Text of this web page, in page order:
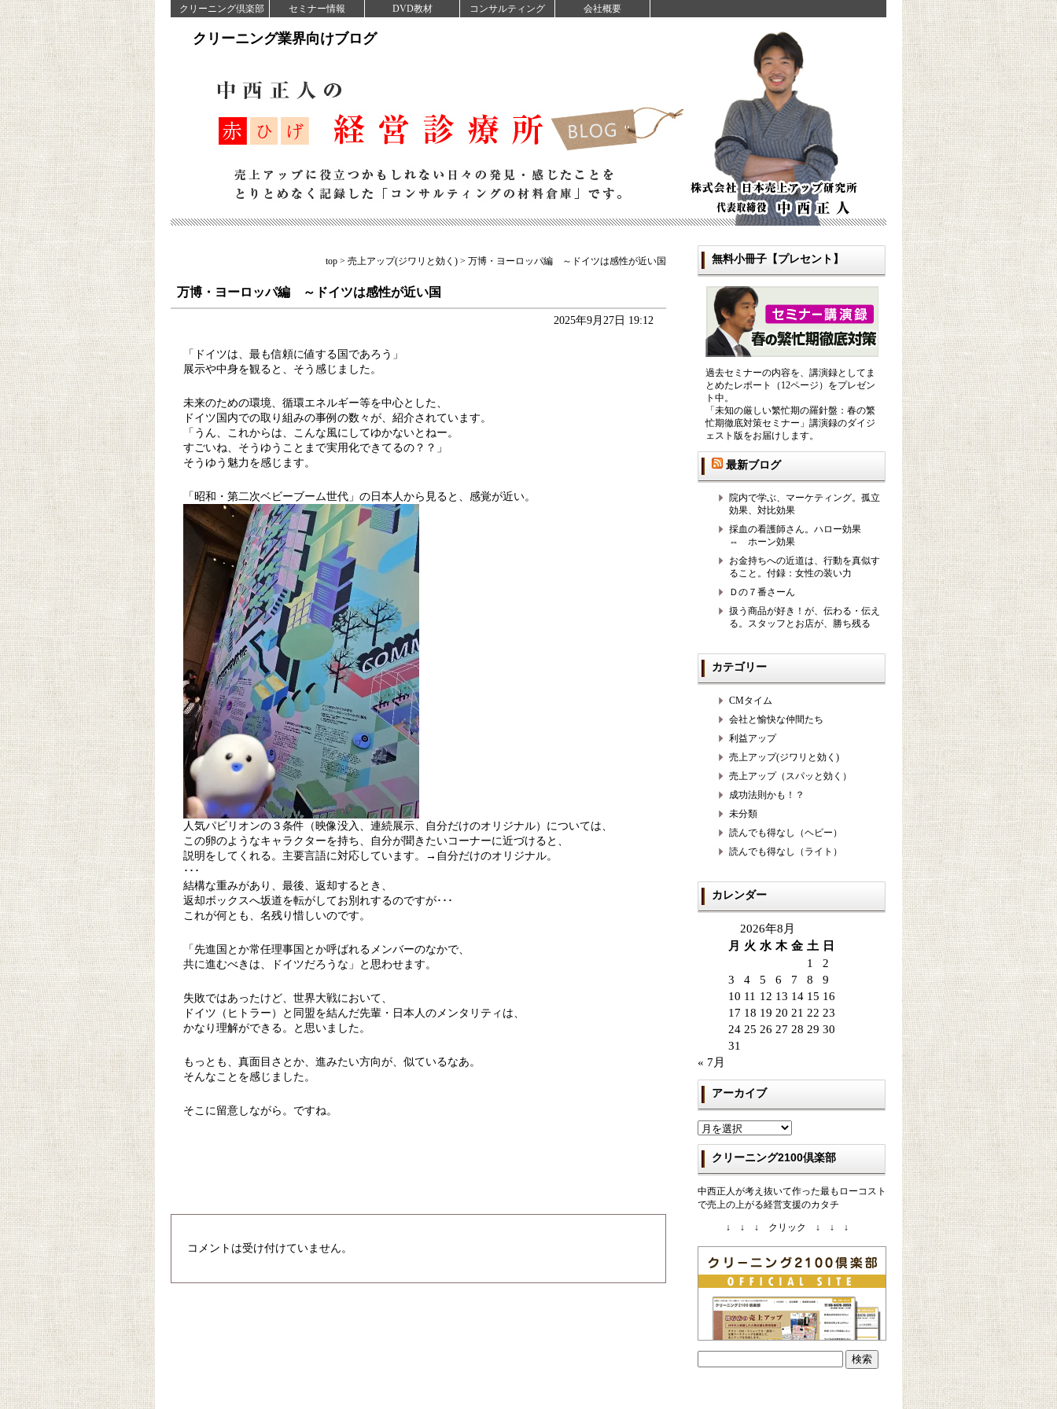
クリーニング倶楽部 セミナー情報 DVD教材 コンサルティング 会社概要
クリーニング業界向けブログ
top > 売上アップ(ジワリと効く) > 万博・ヨーロッパ編 ～ドイツは感性が近い国
万博・ヨーロッパ編 ～ドイツは感性が近い国
2025年9月27日 19:12
「ドイツは、最も信頼に値する国であろう」
展示や中身を観ると、そう感じました。
未来のための環境、循環エネルギー等を中心とした、
ドイツ国内での取り組みの事例の数々が、紹介されています。
「うん、これからは、こんな風にしてゆかないとねー。
すごいね、そうゆうことまで実用化できてるの？？」
そうゆう魅力を感じます。
「昭和・第二次ベビーブーム世代」の日本人から見ると、感覚が近い。
人気パビリオンの３条件（映像没入、連続展示、自分だけのオリジナル）については、
この卵のようなキャラクターを持ち、自分が聞きたいコーナーに近づけると、
説明をしてくれる。主要言語に対応しています。→自分だけのオリジナル。
･･･
結構な重みがあり、最後、返却するとき、
返却ボックスへ坂道を転がしてお別れするのですが･･･
これが何とも、名残り惜しいのです。
「先進国とか常任理事国とか呼ばれるメンバーのなかで、
共に進むべきは、ドイツだろうな」と思わせます。
失敗ではあったけど、世界大戦において、
ドイツ（ヒトラー）と同盟を結んだ先輩・日本人のメンタリティは、
かなり理解ができる。と思いました。
もっとも、真面目さとか、進みたい方向が、似ているなあ。
そんなことを感じました。
そこに留意しながら。ですね。
コメントは受け付けていません。
無料小冊子【プレセント】
過去セミナーの内容を、講演録としてま
とめたレポート（12ページ）をプレゼン
ト中。
「未知の厳しい繁忙期の羅針盤：春の繁
忙期徹底対策セミナー」講演録のダイジ
ェスト版をお届けします。
最新ブログ
院内で学ぶ、マーケティング。孤立
効果、対比効果
採血の看護師さん。ハロー効果
⇔ ホーン効果
お金持ちへの近道は、行動を真似す
ること。付録：女性の装い力
Ｄの７番さーん
扱う商品が好き！が、伝わる・伝え
る。スタッフとお店が、勝ち残る
カテゴリー
CMタイム
会社と愉快な仲間たち
利益アップ
売上アップ(ジワリと効く)
売上アップ（スパッと効く）
成功法則かも！？
未分類
読んでも得なし（ヘビー）
読んでも得なし（ライト）
カレンダー
2026年8月
月
火 水 木 金 土 日
1
2
3
4 5 6 7 8
9
10 11 12 13 14 15 16
17 18 19 20 21 22 23
24 25 26 27 28 29 30
31
« 7月
アーカイブ
ア
ー
カ
イ
ブ
クリーニング2100倶楽部
中西正人が考え抜いて作った最もローコスト
で売上の上がる経営支援のカタチ
↓ ↓ ↓ クリック ↓ ↓ ↓
索: